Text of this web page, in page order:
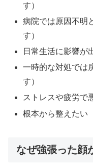
す）
病院では原因不明
す）
日常生活に影響が
一時的な対処では
す）
ストレスや疲労で
根本から整えたい
なぜ強張った顔